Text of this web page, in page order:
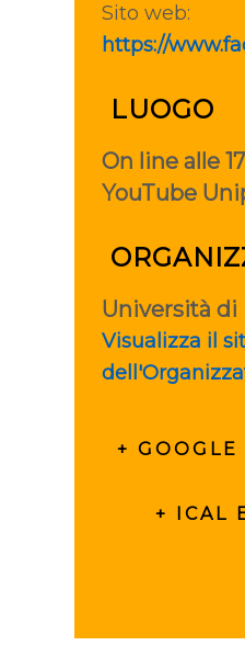
Sito web:
https://
LUOGO
On line alle
YouTube
Università di
Visualizza il
+ GOOGLE
+ ICAL